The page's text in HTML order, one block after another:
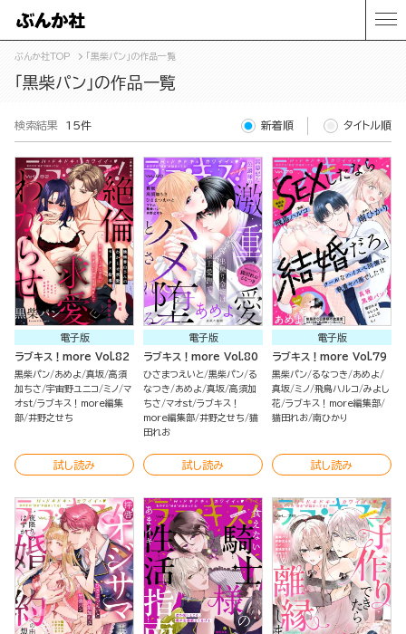
ぶんか社TOP 「黒柴パン」の作品一覧
「黒柴パン」の作品一覧
検索結果 15件 新着順 タイトル順
電子版
ラブキス！more Vol.82
黒柴パン あめよ 真坂 高須
加ちさ 宇宙野ユニコ ミノ マ
オst ラブキス！more編集
部 井野之せち
試し読み
電子版
ラブキス！more Vol.80
ひさまつえいと 黒柴パン る
なつき
あめよ 真坂 高須加
ちさ マオst ラブキス！
more編集部 井野之せち 猫
田れお
試し読み
電子版
ラブキス！more Vol.79
黒柴パン るなつき
あめよ
真坂 ミノ 飛鳥ハルコ みよし
花 ラブキス！more編集部
猫田れお 南ひかり
試し読み